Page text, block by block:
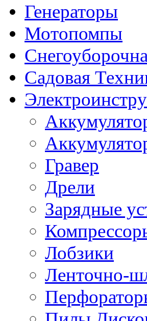
Генераторы
Мотопомпы
Садовая
Гравер
Дрели
Зарядные
Лобзики
Ленточно-